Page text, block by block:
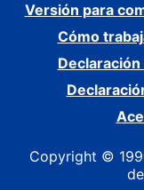
Versión para
Cómo
Copyright ©